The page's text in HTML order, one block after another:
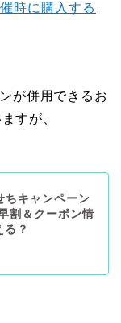
時に購入する
が併用できるお
すが、
キャンペーン
割＆クーポン情
る？